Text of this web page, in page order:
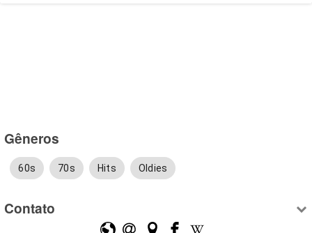
Gêneros
60s 70s Hits Oldies
Contato